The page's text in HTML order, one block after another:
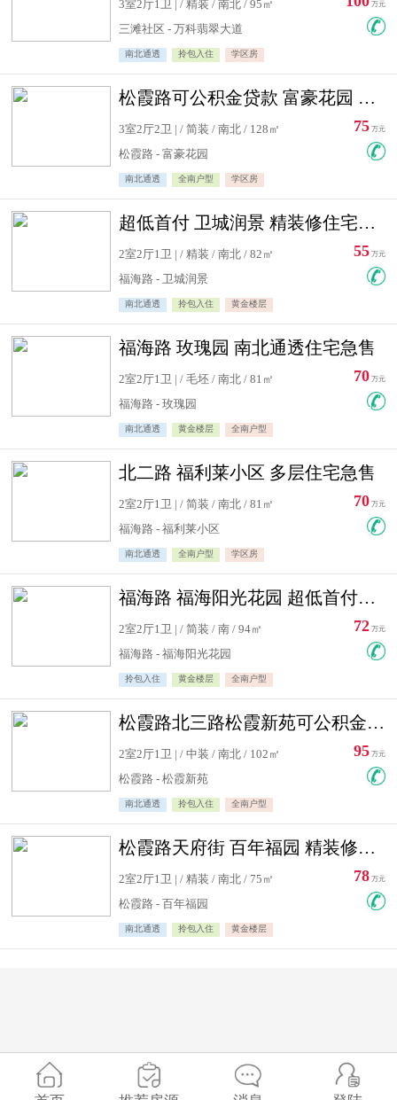
3室2厅1卫 | / 精装 / 南北 / 95㎡
三滩社区 - 万科翡翠大道
南北通透 拎包入住 学区房
万元
松霞路可公积金贷款 富豪花园 复式住宅急售送小棚
3室2厅2卫 | / 简装 / 南北 / 128㎡
松霞路 - 富豪花园
南北通透 全南户型 学区房
75 万元
超低首付 卫城润景 精装修住宅急售 可公积金贷款
2室2厅1卫 | / 精装 / 南北 / 82㎡
福海路 - 卫城润景
南北通透 拎包入住 黄金楼层
55 万元
福海路 玫瑰园 南北通透住宅急售
2室2厅1卫 | / 毛坯 / 南北 / 81㎡
福海路 - 玫瑰园
南北通透 黄金楼层 全南户型
70 万元
北二路 福利莱小区 多层住宅急售
2室2厅1卫 | / 简装 / 南北 / 81㎡
福海路 - 福利莱小区
南北通透 全南户型 学区房
70 万元
福海路 福海阳光花园 超低首付住宅急售
2室2厅1卫 | / 简装 / 南 / 94㎡
福海路 - 福海阳光花园
拎包入住 黄金楼层 全南户型
72 万元
松霞路北三路松霞新苑可公积金贷款北小区南北通透住宅急售
2室2厅1卫 | / 中装 / 南北 / 102㎡
松霞路 - 松霞新苑
南北通透 拎包入住 全南户型
95 万元
松霞路天府街 百年福园 精装修住宅急售
2室2厅1卫 | / 精装 / 南北 / 75㎡
松霞路 - 百年福园
南北通透 拎包入住 黄金楼层
78 万元